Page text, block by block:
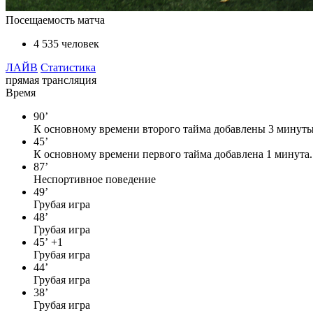
Посещаемость матча
4 535 человек
ЛАЙВ Статистика
прямая трансляция
Время
90’
К основному времени второго тайма добавлены 3
45’
К основному времени первого тайма добавлена 1 минута.
87’
Неспортивное поведение
49’
Грубая игра
48’
Грубая игра
45’ +1
Грубая игра
44’
Грубая игра
38’
Грубая игра